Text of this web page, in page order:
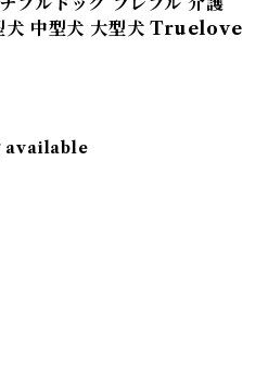
犬 中型犬 大型犬 Truelove
available